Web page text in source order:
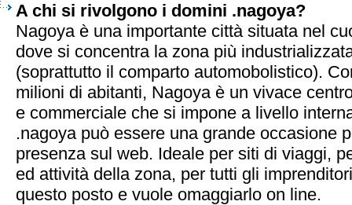
A chi si rivolgono i domini .nagoya?
Nagoya è una importante città situata nel
dove si concentra la zona più
(soprattutto il comparto automobolistico).
milioni di abitanti, Nagoya è un vivace
e commerciale che si impone a livello
.nagoya può essere una grande occasione
presenza sul web. Ideale per siti di viaggi,
ed attività della zona, per tutti gli
questo posto e vuole omaggiarlo on line.